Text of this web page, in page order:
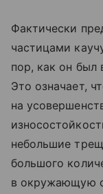
Фактически
частицами
пор, как он был
Это означает,
на
небольшие
большого
в окружающую